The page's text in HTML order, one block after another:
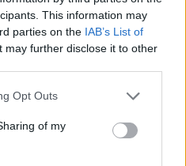
This information may
parties on the IAB’s List of
may further disclose it to other
uses one or more Google
behaviour. You may click to
and its third-party tags to
purposes in below Google
Opt Outs
of my
μας
και ένας
ενώνει κάθε μέρα.